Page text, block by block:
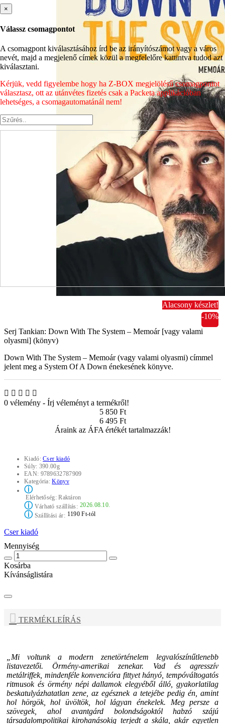
Alacsony készlet!
-10%
Serj Tankian: Down With The System – Memoár [vagy valami
olyasmi] (könyv)
Down With The System – Memoár (vagy valami olyasmi) címmel
jelent meg a System Of A Down énekesének könyve.
0 vélemény - Írj véleményt a termékről!
5 850 Ft
6 495 Ft
Áraink az ÁFA értékét tartalmazzák!
Kiadó:Cser kiadó
Súly: 390.00g
EAN: 9789632787909
Kategória:Könyv
ⓘ
Elérhetőség:Raktáron
ⓘVárható szállítás: 2026.08.10.
ⓘSzállítási ár: 1190 Ft-tól
Cser kiadó
Mennyiség
Kosárba
Kívánságlistára
TERMÉKLEÍRÁS
„Mi voltunk a modern zenetörténelem legvalószínűtlenebb
listavezetői. Örmény-amerikai zenekar. Vad és agresszív
metálriffek, mindenféle konvencióra fittyet hányó, tempóváltogatós
ritmusok és örmény népi dallamok elegyéből álló, gyakorlatilag
beskatulyázhatatlan zene, az egésznek a tetejébe pedig én, amint
hol hörgök, hol üvöltök, hol lágyan énekelek. Meg persze a
szövegek, ahol avantgárd bolondságoktól habzó szájú
társadalompolitikai kirohanásokig terjedt a skála, akár egyetlen
×
Válassz csomagpontot
A csomagpont kiválasztásához írd be az irányítószámot vagy a város
nevét, majd a megjelenő címek közül a megfelelőre kattintva tudod azt
kiválasztani.
Kérjük, vedd figyelembe hogy ha Z-BOX megjelölésű csomagpontot
választasz, ott az utánvétes fizetés csak a Packeta applikációban
lehetséges, a csomagautomatánál nem!